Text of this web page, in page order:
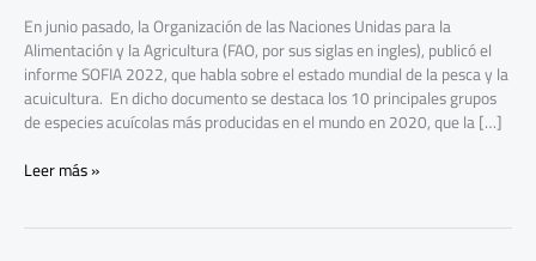
En junio pasado, la Organización de las Naciones Unidas para la
Alimentación y la Agricultura (FAO, por sus siglas en ingles), publicó el
informe SOFIA 2022, que habla sobre el estado mundial de la pesca y la
acuicultura. En dicho documento se destaca los 10 principales grupos
de especies acuícolas más producidas en el mundo en 2020, que la […]
Leer más »